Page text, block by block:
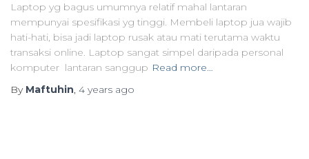
Laptop yg bagus umumnya relatif mahal lantaran
mempunyai spesifikasi yg tinggi. Membeli laptop jua wajib
hati-hati, bisa jadi laptop rusak atau mati terutama waktu
transaksi online. Laptop sangat simpel daripada personal
komputer lantaran sanggup Read more…
By Maftuhin, 4 years ago